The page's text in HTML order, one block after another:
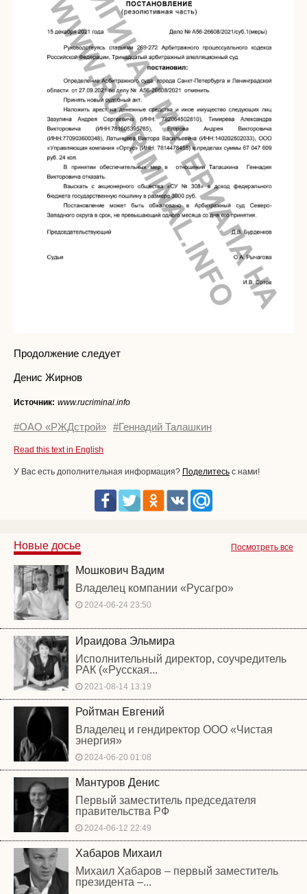
Продолжение следует
Денис Жирнов
Источник: www.rucriminal.info
#ОАО «РЖДстрой» #Геннадий Талашкин
Read this text in English
У Вас есть дополнительная информация? Поделитесь с нами!
Посмотреть все
Новые досье
Мошкович Вадим
Владелец компании «Русагро»
2024-06-24 23:50
Ираидова Эльмира
Исполнительный директор, соучредитель
РАК («Русская...
2021-08-14 13:19
Ройтман Евгений
Владелец и гендиректор ООО «Чистая
энергия»
2024-06-20 01:08
Мантуров Денис
Первый заместитель председателя
правительства РФ
2024-06-12 22:49
Хабаров Михаил
Михаил Хабаров – первый заместитель
президента –...